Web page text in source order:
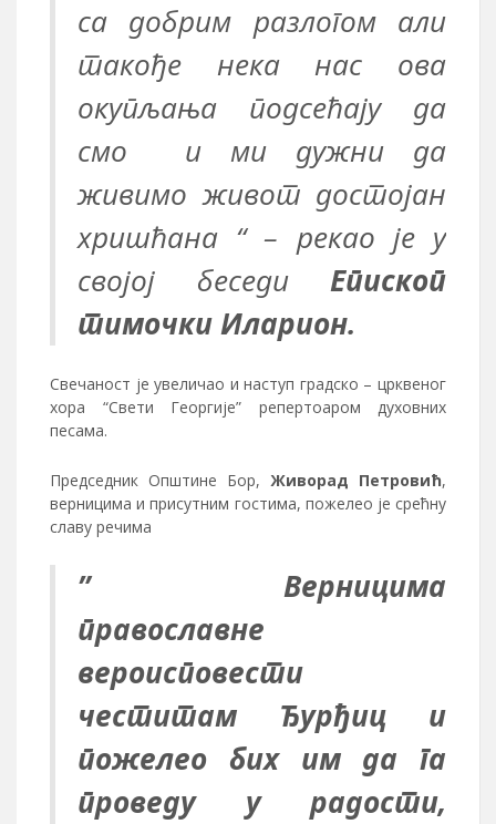
са добрим разлогом али
такође нека нас ова
окупљања подсећају да
смо и ми дужни да
живимо живот достојан
хришћана “– рекао је у
својој беседи Епископ
тимочки Иларион.
Свечаност је увеличао и наступ градско – црквеног
хора “Свети Георгије” репертоаром духовних
песама.
Председник Општине Бор, Живорад Петровић,
верницима и присутним гостима, пожелео је срећну
славу речима
” Верницима
православне
вероисповести
честитам Ђурђиц и
пожелео бих им да га
проведу у радости,